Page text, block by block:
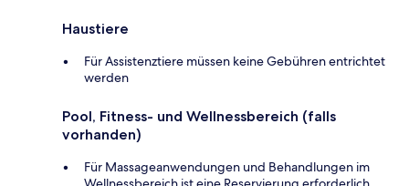
Haustiere
Für Assistenztiere müssen keine Gebühren entrichtet
werden
Pool, Fitness- und Wellnessbereich (falls
vorhanden)
Für Massageanwendungen und Behandlungen im